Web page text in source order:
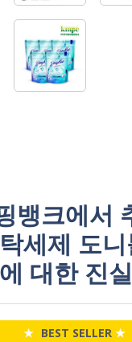
뱅크에서
세제 도
대한 진
★ BEST SELLER ★